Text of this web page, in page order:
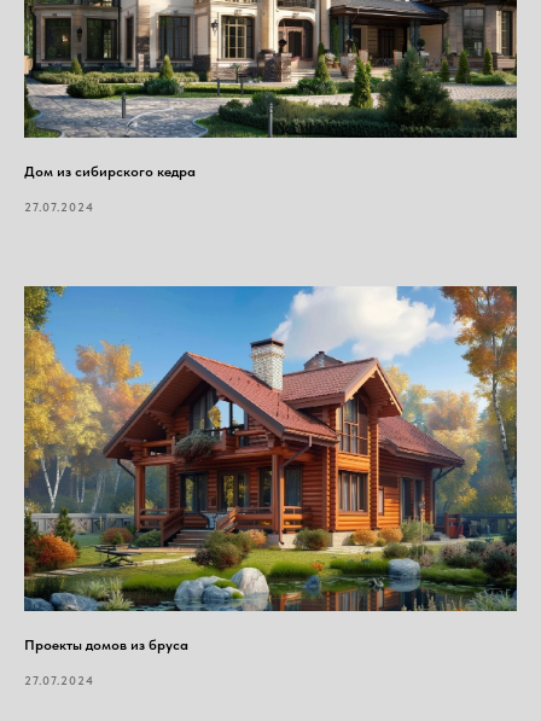
Дом из сибирского кедра
27.07.2024
Проекты домов из бруса
27.07.2024